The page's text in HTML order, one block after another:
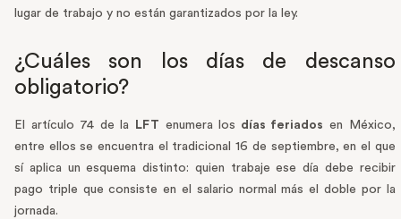
lugar de trabajo y no están garantizados por la ley.
¿Cuáles son los días de descanso
obligatorio?
El artículo 74 de la LFT enumera los días feriados en México,
entre ellos se encuentra el tradicional 16 de septiembre, en el que
sí aplica un esquema distinto: quien trabaje ese día debe recibir
pago triple que consiste en el salario normal más el doble por la
jornada.